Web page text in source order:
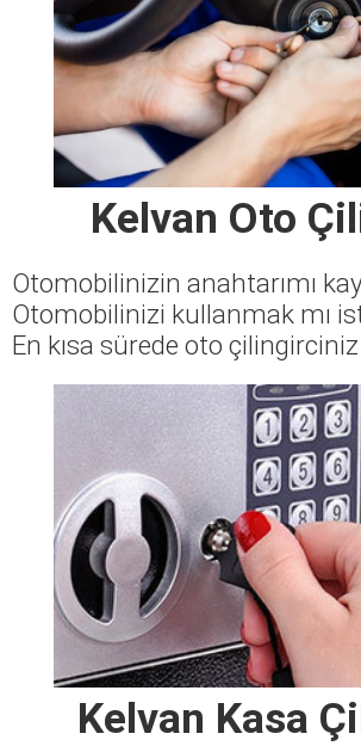
Kelvan Oto
Otomobilinizin anahtarımı
Otomobilinizi kullanmak mı
En kısa sürede oto
Kelvan Kasa